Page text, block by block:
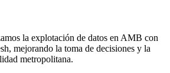
la explotación de datos en AMB con
mejorando la toma de decisiones y la
metropolitana.